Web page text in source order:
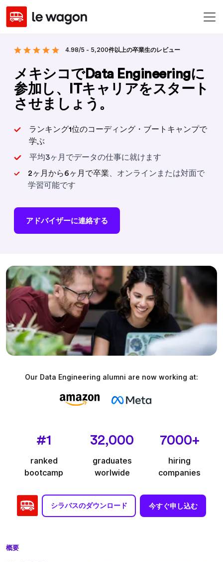
4.98/5 - 5,200件以上の卒業生のレビュー
メキシコでData Engineeringに
参加し、ITキャリアをスタート
させましょう。
ランキング1位のコーディング・ブートキャンプで
学ぶ
平均3ヶ月でデータの仕事に就けます
2ヶ月から6ヶ月で卒業 、オンラインまたは対面で
学習可能です
アドバイザーに連絡する
Our Data Engineering alumni are now working at:
#1
ranked
bootcamp
32,000
graduates
worlwide
7000+
hiring
companies
シラバスのダウンロード 今すぐ申し込む
概要